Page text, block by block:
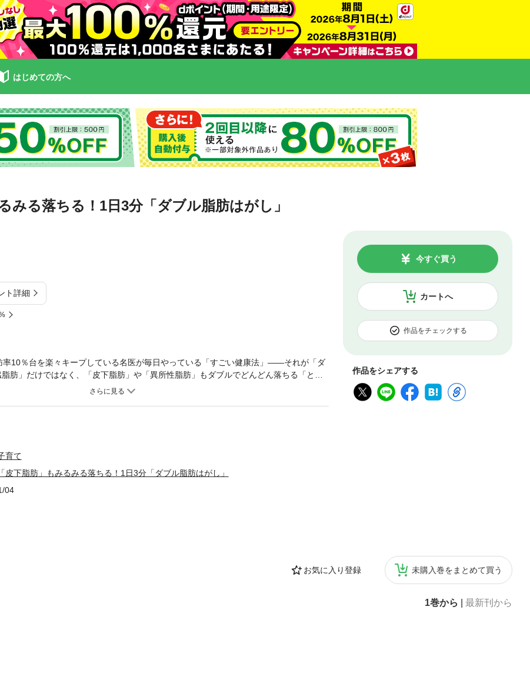
はじめての方へ
みる落ちる！1日3分「ダブル脂肪はがし」
ト詳細 カートへ
今すぐ買う
作品をチェックする
作品をシェアする
お気に入り登録 未購入巻をまとめて買う
1巻から 最新刊から
率10％台を楽々キープしている名医が毎日やっている「すごい健康法」——それが「ダ
肪」だけではなく、「皮下脂肪」や「異所性脂肪」もダブルでどんどん落ちる「とっ
【最強メソッド ダブル脂肪はがし エクササイズ編】●基本のゾンビ体操 ●ゆるスクワ
●いつでもどこでも！ ちょこっとダブル脂肪はがし ほか ダブルでスルッと皮下脂
肪）をはがせば、健康と若さもダブルで手に入ります！（「はじめに」より）
育て
皮下脂肪」もみるみる落ちる！1日3分「ダブル脂肪はがし」
04